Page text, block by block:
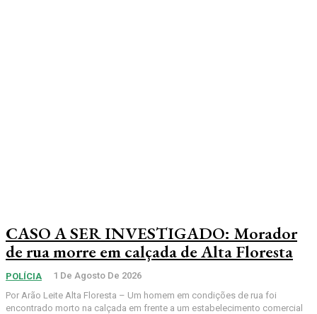
CASO A SER INVESTIGADO: Morador
de rua morre em calçada de Alta Floresta
POLÍCIA
1 De Agosto De 2026
Por Arão Leite Alta Floresta – Um homem em condições de rua foi
encontrado morto na calçada em frente a um estabelecimento comercial